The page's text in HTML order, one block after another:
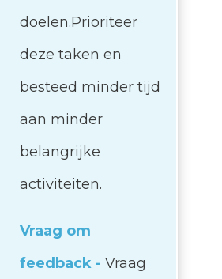
doelen.Prioriteer
deze taken en
besteed minder tijd
aan minder
belangrijke
activiteiten.
Vraag om
feedback - Vraag